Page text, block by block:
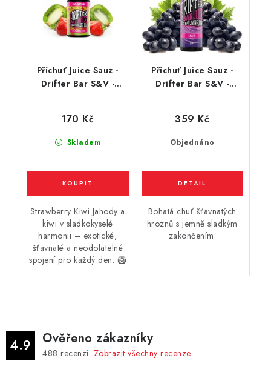
Příchuť Juice Sauz -
Drifter Bar S&V -
Skladem
170 Kč
Strawberry Kiwi Jahody a
kiwi v sladkokyselé
harmonii – exotické,
šťavnaté a neodolatelné
spojení pro každý den. 🥝
Příchuť Juice Sauz -
Drifter Bar S&V -
Objednáno
359 Kč
Bohatá chuť šťavnatých
hroznů s jemně sladkým
zakončením.
4.9 Ověřeno zákazníky
488 recenzí. Zobrazit všechny recenze